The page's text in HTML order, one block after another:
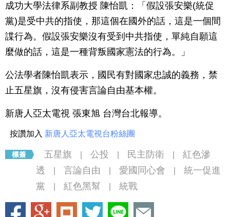
成功大學法律系副教授 陳怡凱：「假設張安樂(統促
黨)是受中共的指使，那這個在國外的話，這是一個間
諜行為。假設張安樂沒有受到中共指使，單純自願這
麼做的話，這是一種背叛國家憲法的行為。」
公法學者陳怡凱表示，國民有對國家忠誠的義務，禁
止五星旗，沒有侵害言論自由基本權。
新唐人亞太電視 張東旭 台灣台北報導。
按讚加入 新唐人亞太電視台粉絲團
五星旗 公投 民主防衛
紅色滲
透
言論自由 愛國同心會
統一促進
黨
紅色黑幫 統戰